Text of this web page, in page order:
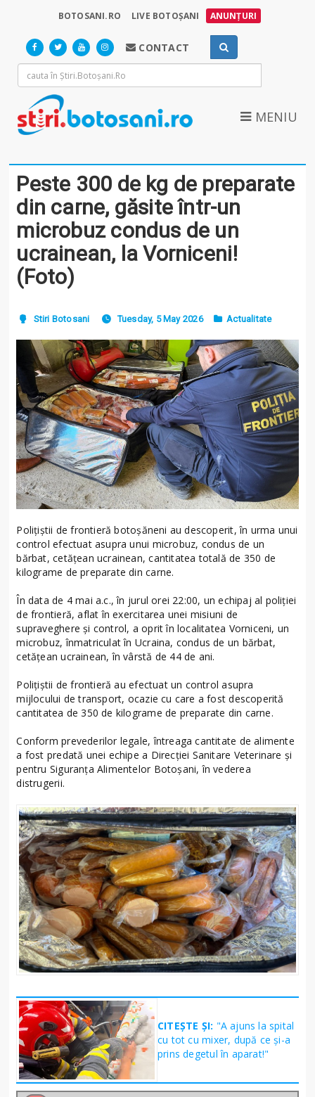
BOTOSANI.RO LIVE BOTOȘANI ANUNȚURI
CONTACT
MENIU
Peste 300 de kg de preparate
din carne, găsite într-un
microbuz condus de un
ucrainean, la Vorniceni!
(Foto)
Stiri Botosani Tuesday, 5 May 2026 Actualitate
Polițiștii de frontieră botoșăneni au descoperit, în urma unui
control efectuat asupra unui microbuz, condus de un
bărbat, cetățean ucrainean, cantitatea totală de 350 de
kilograme de preparate din carne.
În data de 4 mai a.c., în jurul orei 22:00, un echipaj al poliției
de frontieră, aflat în exercitarea unei misiuni de
supraveghere și control, a oprit în localitatea Vorniceni, un
microbuz, înmatriculat în Ucraina, condus de un bărbat,
cetățean ucrainean, în vârstă de 44 de ani.
Polițiștii de frontieră au efectuat un control asupra
mijlocului de transport, ocazie cu care a fost descoperită
cantitatea de 350 de kilograme de preparate din carne.
Conform prevederilor legale, întreaga cantitate de alimente
a fost predată unei echipe a Direcţiei Sanitare Veterinare şi
pentru Siguranţa Alimentelor Botoșani, în vederea
distrugerii.
CITEȘTE ȘI: "A ajuns la spital
cu tot cu mixer, după ce și-a
prins degetul în aparat!"